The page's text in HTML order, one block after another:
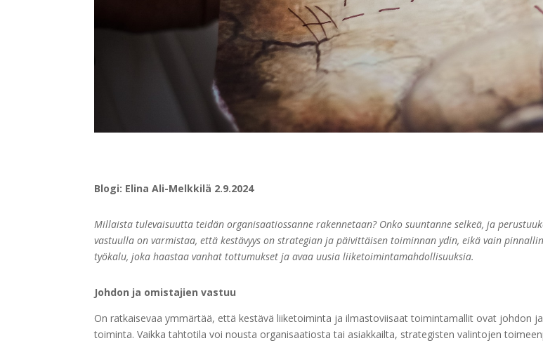
Blogi: Elina Ali-Melkkilä 2.9.2024
Millaista tulevaisuutta teidän organisaatiossanne rakennetaan? Onko suuntanne selkeä, ja
vastuulla on varmistaa, että kestävyys on strategian ja päivittäisen toiminnan ydin, eikä vain
työkalu, joka haastaa vanhat tottumukset ja avaa uusia liiketoimintamahdollisuuksia.
Johdon ja omistajien vastuu
On ratkaisevaa ymmärtää, että kestävä liiketoiminta ja ilmastoviisaat toimintamallit ovat johdon
toiminta. Vaikka tahtotila voi nousta organisaatiosta tai asiakkailta, strategisten valintojen